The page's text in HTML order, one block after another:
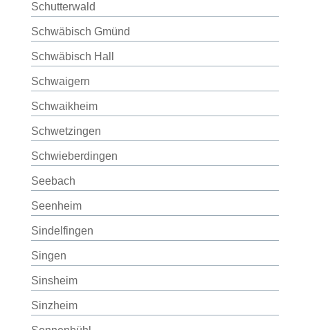
Schutterwald
Schwäbisch Gmünd
Schwäbisch Hall
Schwaigern
Schwaikheim
Schwetzingen
Schwieberdingen
Seebach
Seenheim
Sindelfingen
Singen
Sinsheim
Sinzheim